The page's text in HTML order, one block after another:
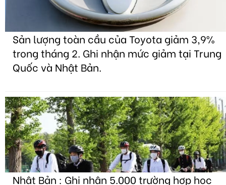
Sản lượng toàn cầu của Toyota giảm 3,9%
trong tháng 2. Ghi nhận mức giảm tại Trung
Quốc và Nhật Bản.
Nhật Bản : Ghi nhận 5.000 trường hợp học